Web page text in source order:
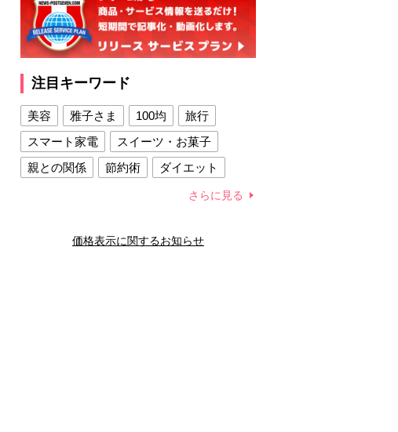
注目キーワード
美容 雅子さま 100均
旅行
スマート家電
スイーツ・お菓子
親との関係
節約術
ダイエット
夫との関係
新津春子 どか食い
さらに見る
価格表示に関するお知らせ